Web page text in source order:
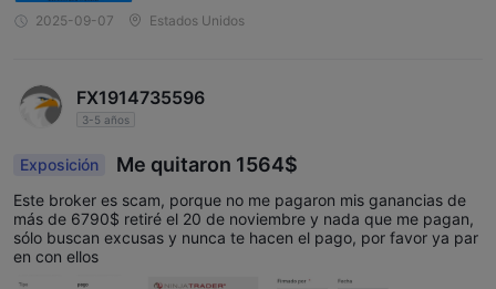
2025-09-07 Estados Unidos
FX1914735596
3-5 años
Exposición Me quitaron 1564$
Este broker es scam, porque no me pagaron mis ganancias de
más de 6790$ retiré el 20 de noviembre y nada que me pagan,
sólo buscan excusas y nunca te hacen el pago, por favor ya par
en con ellos